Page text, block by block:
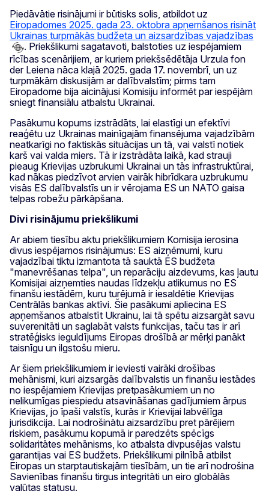
Piedāvātie risinājumi ir būtisks solis, atbildot uz
Eiropadomes 2025. gada 23. oktobra apņemšanos risināt
Ukrainas turpmākās budžeta un aizsardzības vajadzības
. Priekšlikumi sagatavoti, balstoties uz iespējamiem
rīcības scenārijiem, ar kuriem priekšsēdētāja Urzula fon
der Leiena nāca klajā 2025. gada 17. novembrī, un uz
turpmākām diskusijām ar dalībvalstīm; pirms tam
Eiropadome bija aicinājusi Komisiju informēt par iespējām
sniegt finansiālu atbalstu Ukrainai.
Pasākumu kopums izstrādāts, lai elastīgi un efektīvi
reaģētu uz Ukrainas mainīgajām finansējuma vajadzībām
neatkarīgi no faktiskās situācijas un tā, vai valstī notiek
karš vai valda miers. Tā ir izstrādāta laikā, kad strauji
pieaug Krievijas uzbrukumi Ukrainai un tās infrastruktūrai,
kad nākas piedzīvot arvien vairāk hibrīdkara uzbrukumu
visās ES dalībvalstīs un ir vērojama ES un NATO gaisa
telpas robežu pārkāpšana.
Divi risinājumu priekšlikumi
Ar abiem tiesību aktu priekšlikumiem Komisija ierosina
divus iespējamos risinājumus: ES aizņēmumi, kuru
vajadzībai tiktu izmantota tā sauktā ES budžeta
"manevrēšanas telpa", un reparāciju aizdevums, kas ļautu
Komisijai aizņemties naudas līdzekļu atlikumus no ES
finanšu iestādēm, kuru turējumā ir iesaldētie Krievijas
Centrālās bankas aktīvi. Šie pasākumi apliecina ES
apņemšanos atbalstīt Ukrainu, lai tā spētu aizsargāt savu
suverenitāti un saglabāt valsts funkcijas, taču tas ir arī
stratēģisks ieguldījums Eiropas drošībā ar mērķi panākt
taisnīgu un ilgstošu mieru.
Ar šiem priekšlikumiem ir ieviesti vairāki drošības
mehānismi, kuri aizsargās dalībvalstis un finanšu iestādes
no iespējamiem Krievijas pretpasākumiem un no
nelikumīgas piespiedu atsavināšanas gadījumiem ārpus
Krievijas, jo īpaši valstīs, kurās ir Krievijai labvēlīga
jurisdikcija. Lai nodrošinātu aizsardzību pret pārējiem
riskiem, pasākumu kopumā ir paredzēts spēcīgs
solidaritātes mehānisms, ko atbalsta divpusējas valstu
garantijas vai ES budžets. Priekšlikumi pilnībā atbilst
Eiropas un starptautiskajām tiesībām, un tie arī nodrošina
Savienības finanšu tirgus integritāti un eiro globālās
valūtas statusu.